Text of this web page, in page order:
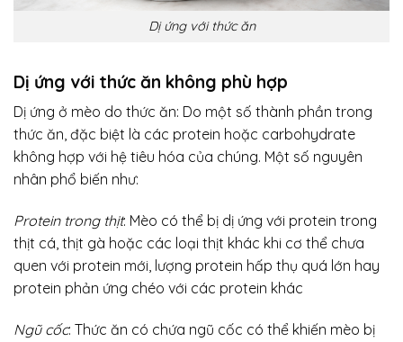
Dị ứng với thức ăn
Dị ứng với thức ăn không phù hợp
Dị ứng ở mèo do thức ăn: Do một số thành phần trong
thức ăn, đặc biệt là các protein hoặc carbohydrate
không hợp với hệ tiêu hóa của chúng. Một số nguyên
nhân phổ biến như:
Protein trong thịt: Mèo có thể bị dị ứng với protein trong
thịt cá, thịt gà hoặc các loại thịt khác khi cơ thể chưa
quen với protein mới, lượng protein hấp thụ quá lớn hay
protein phản ứng chéo với các protein khác
Ngũ cốc: Thức ăn có chứa ngũ cốc có thể khiến mèo bị